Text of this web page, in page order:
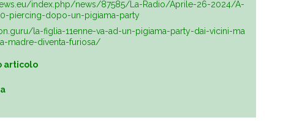
index.php/news/87585/La-Radio/Aprile-26-2024/A-
piercing-dopo-un-pigiama-party
la-figlia-11enne-va-ad-un-pigiama-party-dai-vicini-ma
madre-diventa-furiosa/
articolo